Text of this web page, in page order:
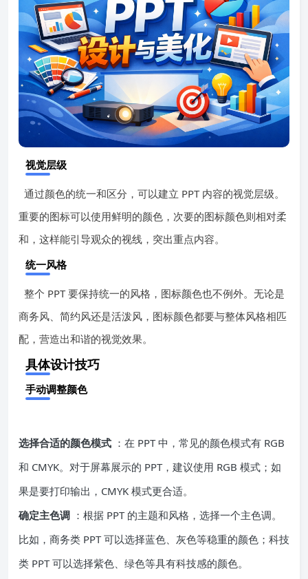
视觉层级
通过颜色的统一和区分，可以建立 PPT 内容的视觉层级。
重要的图标可以使用鲜明的颜色，次要的图标颜色则相对柔
和，这样能引导观众的视线，突出重点内容。
统一风格
整个 PPT 要保持统一的风格，图标颜色也不例外。无论是
商务风、简约风还是活泼风，图标颜色都要与整体风格相匹
配，营造出和谐的视觉效果。
具体设计技巧
手动调整颜色
选择合适的颜色模式 ：在 PPT 中，常见的颜色模式有 RGB
和 CMYK。对于屏幕展示的 PPT，建议使用 RGB 模式；如
果是要打印输出，CMYK 模式更合适。
确定主色调 ：根据 PPT 的主题和风格，选择一个主色调。
比如，商务类 PPT 可以选择蓝色、灰色等稳重的颜色；科技
类 PPT 可以选择紫色、绿色等具有科技感的颜色。